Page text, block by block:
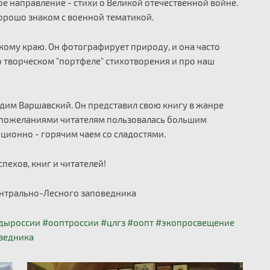
направление - стихи о Великой отечественной войне.
знаком с военной тематикой.
краю. Он фотографирует природу, и она часто
творческом "портфеле" стихотворения и про наш
Варшавский. Он представил свою книгу в жанре
читателям пользовалась большим
- горячим чаем со сладостями.
книг и читателей!
Лесного заповедника
#ооптроссии #цлгз#оопт#экопросвещение